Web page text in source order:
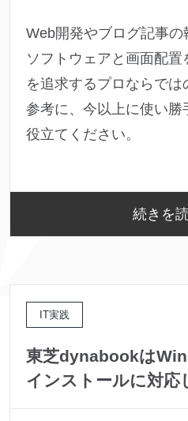
Web開発やブログ記事
ソフトウェアと画面配
を追求するプロならで
参考に、今以上に使い勝
役立てください。
続きを
IT実践
東芝dynabookは
インストールに対応